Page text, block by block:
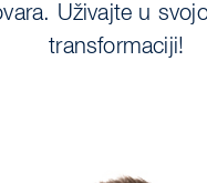
Uživajte u
transformaciji!